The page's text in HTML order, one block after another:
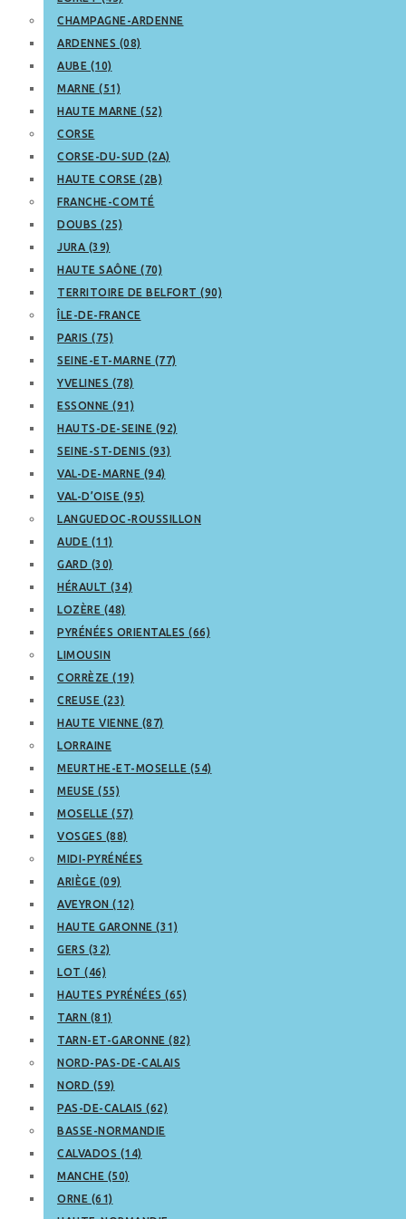
CHAMPAGNE-ARDENNE
ARDENNES (08)
AUBE (10)
MARNE (51)
HAUTE MARNE (52)
CORSE
CORSE-DU-SUD (2A)
HAUTE CORSE (2B)
FRANCHE-COMTÉ
DOUBS (25)
JURA (39)
HAUTE SAÔNE (70)
TERRITOIRE DE BELFORT (90)
ÎLE-DE-FRANCE
PARIS (75)
SEINE-ET-MARNE (77)
YVELINES (78)
ESSONNE (91)
HAUTS-DE-SEINE (92)
SEINE-ST-DENIS (93)
VAL-DE-MARNE (94)
VAL-D’OISE (95)
LANGUEDOC-ROUSSILLON
AUDE (11)
GARD (30)
HÉRAULT (34)
LOZÈRE (48)
PYRÉNÉES ORIENTALES (66)
LIMOUSIN
CORRÈZE (19)
CREUSE (23)
HAUTE VIENNE (87)
LORRAINE
MEURTHE-ET-MOSELLE (54)
MEUSE (55)
MOSELLE (57)
VOSGES (88)
MIDI-PYRÉNÉES
ARIÈGE (09)
AVEYRON (12)
HAUTE GARONNE (31)
GERS (32)
LOT (46)
HAUTES PYRÉNÉES (65)
TARN (81)
TARN-ET-GARONNE (82)
NORD-PAS-DE-CALAIS
NORD (59)
PAS-DE-CALAIS (62)
BASSE-NORMANDIE
CALVADOS (14)
MANCHE (50)
ORNE (61)